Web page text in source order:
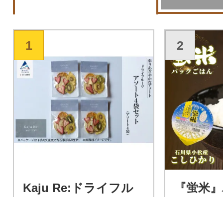
1
Kaju Re:ドライフル
2
『蛍米